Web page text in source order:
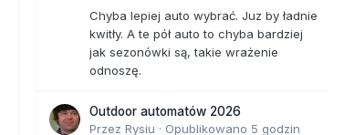
Chyba lepiej auto wybrać. Juz by ładnie
kwitły. A te pół auto to chyba bardziej
jak sezonówki są, takie wrażenie
odnoszę.
Outdoor automatów 2026
Przez Rysiu · Opublikowano 5 godzin